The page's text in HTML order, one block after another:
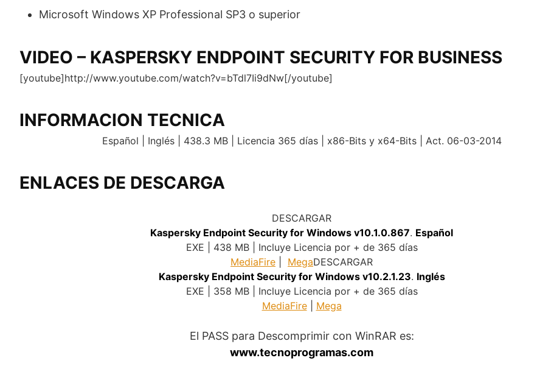
Microsoft Windows XP Professional SP3 o superior
VIDEO – KASPERSKY ENDPOINT SECURITY FOR BUSINESS
[youtube]http://www.youtube.com/watch?v=bTdl7Ii9dNw[/youtube]
INFORMACION TECNICA
Español | Inglés | 438.3 MB | Licencia 365 días | x86-Bits y x64-Bits | Act. 06-03-2014
ENLACES DE DESCARGA
DESCARGAR
Kaspersky Endpoint Security for Windows v10.1.0.867. Español
EXE | 438 MB | Incluye Licencia por + de 365 días
MediaFire
MegaDESCARGAR
Kaspersky Endpoint Security for Windows v10.2.1.23. Inglés
EXE | 358 MB | Incluye Licencia por + de 365 días
MediaFire| Mega
El PASS para Descomprimir con WinRAR es:
www.tecnoprogramas.com